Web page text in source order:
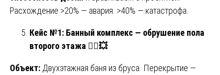
Расхождение >20% — авария. >40% — катастрофа.
Кейс №1: Банный комплекс — обрушение пола
второго этажа 🧖💥
Объект: Двухэтажная баня из бруса. Перекрытие —